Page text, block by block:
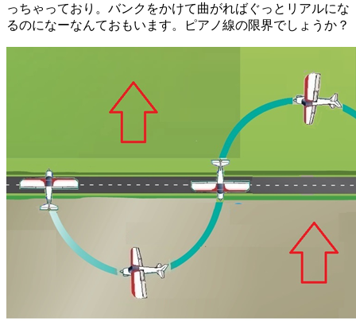
っちゃっており。バンクをかけて曲がればぐっとリアルにな
るのになーなんておもいます。ピアノ線の限界でしょうか？